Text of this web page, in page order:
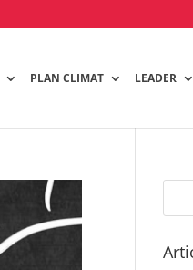
PLAN CLIMAT LEADER